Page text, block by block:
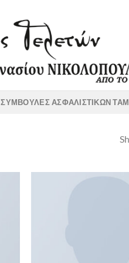
ΣΥΜΒΟΥΛΕΣ ΑΣΦΑΛΙΣΤΙΚΩΝ